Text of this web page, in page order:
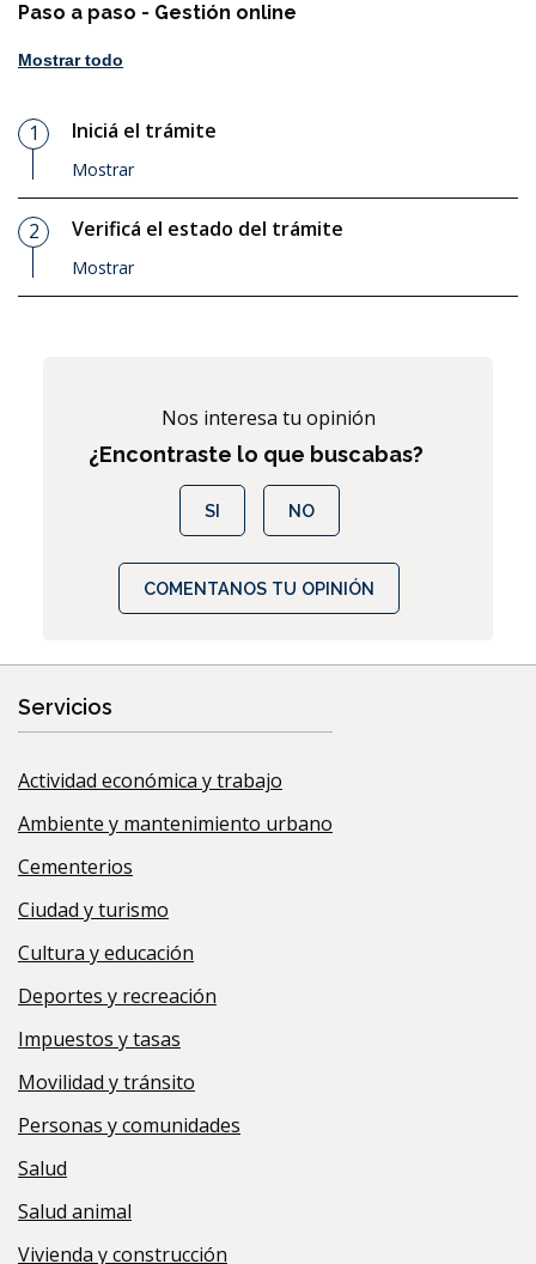
Paso a paso - Gestión online
Mostrar todo
Paso
1 Iniciá el trámite
Mostrar
Paso
2 Verificá el estado del trámite
Mostrar
Nos interesa tu opinión
¿Encontraste lo que buscabas?
SI NO
COMENTANOS TU OPINIÓN
Servicios
Actividad económica y trabajo
Ambiente y mantenimiento urbano
Cementerios
Ciudad y turismo
Cultura y educación
Deportes y recreación
Impuestos y tasas
Movilidad y tránsito
Personas y comunidades
Salud
Salud animal
Vivienda y construcción